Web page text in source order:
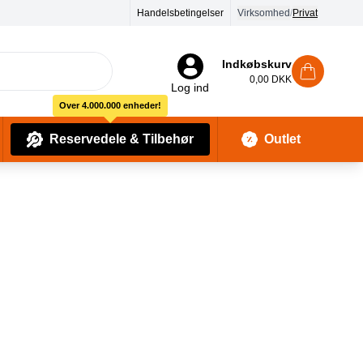
Handelsbetingelser Virksomhed/Privat
Log ind
Indkøbskurv
0,00 DKK
Reservedele & Tilbehør
Over 4.000.000 enheder!
Outlet